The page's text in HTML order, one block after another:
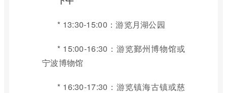
* 13:30-15:00：游览月湖公园
* 15:00-16:30：游览鄞州博物馆或
宁波博物馆
* 16:30-17:30：游览镇海古镇或慈